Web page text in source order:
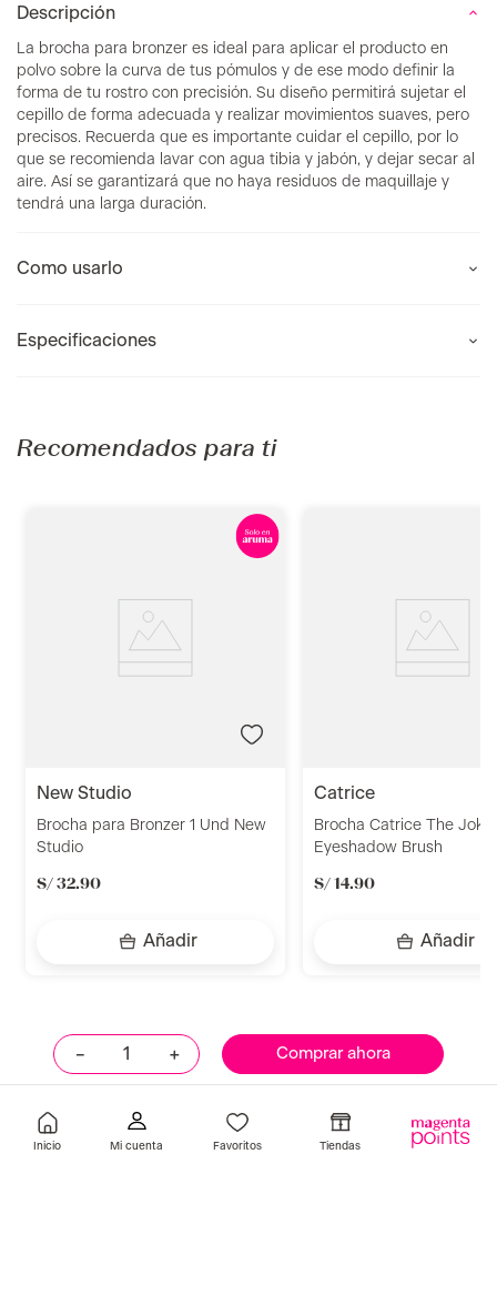
Inicio Favoritos Tiendas
＋
－ Comprar ahora
Descripción
La brocha para bronzer es ideal para aplicar el producto en
polvo sobre la curva de tus pómulos y de ese modo definir la
forma de tu rostro con precisión. Su diseño permitirá sujetar el
cepillo de forma adecuada y realizar movimientos suaves, pero
precisos. Recuerda que es importante cuidar el cepillo, por lo
que se recomienda lavar con agua tibia y jabón, y dejar secar al
aire. Así se garantizará que no haya residuos de maquillaje y
tendrá una larga duración.
Como usarlo
Especificaciones
Recomendados para ti
new studio
Brocha para Bronzer 1 Und New
Studio
S/ 32.90
Añadir
catrice
Brocha Catrice The Joker
Eyeshadow Brush
S/ 14.90
Añadir
Llevalos juntos